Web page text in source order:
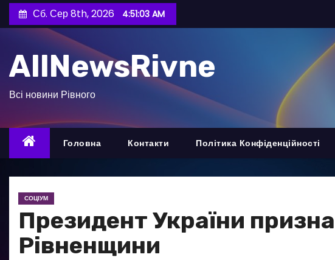
е
д
Сб. Сер 8th, 2026 4:51:04 AM
AllNewsRivne
Всі новини Рівного
Головна Контакти Політика Конфіденційності
СОЦІУМ
Президент України
Рівненщини